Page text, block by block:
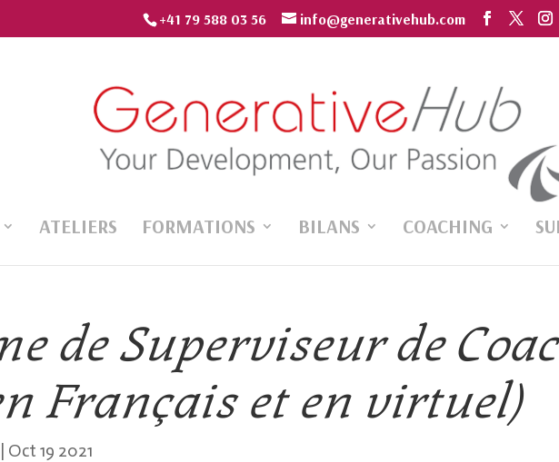
+41 79 588 03 56 info@generativehub.com
ATELIERS FORMATIONS BILANS COACHING
de Superviseur de
Français et en virtuel)
Oct 19 2021